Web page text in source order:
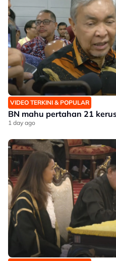
VIDEO TERKINI & POPULAR
BN mahu pertahan 21
1 day ago